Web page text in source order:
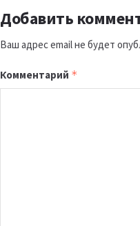
Добавить
Ваш адрес email не будет
Комментарий *